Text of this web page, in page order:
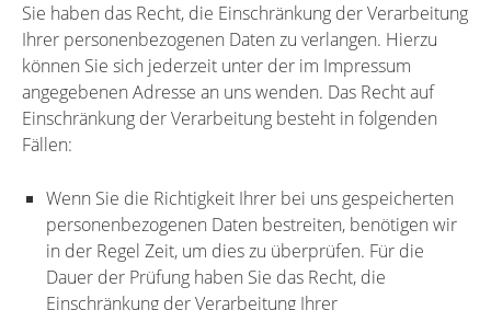
Sie haben das Recht, die Einschränkung der Verarbeitung
Ihrer personenbezogenen Daten zu verlangen. Hierzu
können Sie sich jederzeit unter der im Impressum
angegebenen Adresse an uns wenden. Das Recht auf
Einschränkung der Verarbeitung besteht in folgenden
Fällen:
Wenn Sie die Richtigkeit Ihrer bei uns gespeicherten
personenbezogenen Daten bestreiten, benötigen wir
in der Regel Zeit, um dies zu überprüfen. Für die
Dauer der Prüfung haben Sie das Recht, die
Einschränkung der Verarbeitung Ihrer